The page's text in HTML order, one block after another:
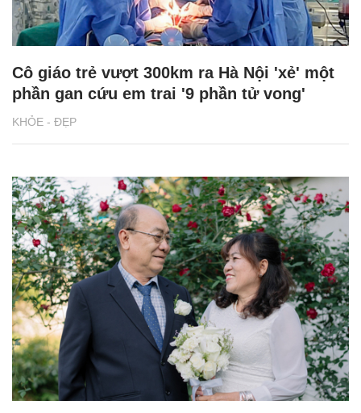
KHỎE - ĐẸP
Cô giáo trẻ vượt 300km ra Hà Nội 'xẻ' một
phần gan cứu em trai '9 phần tử vong'